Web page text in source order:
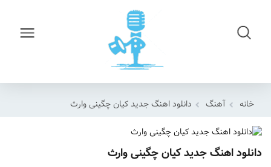
خانه آهنگ دانلود اهنگ جدید کیان چگینی وارث
دانلود اهنگ جدید کیان چگینی وارث